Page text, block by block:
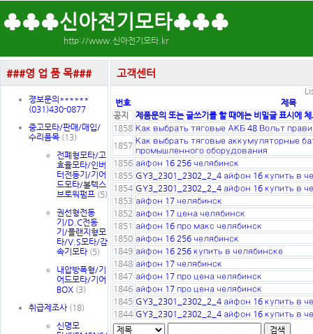
♣♣♣신아전기모타♣♣♣
http://www.신아전기모타.kr
###영 업 품 목###
졍보문의******
(031)430-0877
중고모타/판매/매입/
수리품목 (13)
전폐형모타/고
효율모타/인버
터전동기/기어
드모타/볼텍스
브로워펌프 (5)
권선형전동
기/D.C전동
기/플랜지형모
타/V.S모타/감
속기모타 (5)
내압방폭형/기
어드모타/기어
BOX (3)
취급제조사 (18)
신명모
고객센터
번호
제목
공지
제품문의 또는 글쓰기를 할 때에는 비밀글 표시에
1858 Как выбрать тяговые АКБ 48 Вольт
1857 Как выбрать тяговые аккумуляторные
промышленного оборудования
1856 айфон 16 256 челябинск
1855 GY3_2301_2302_2_4 айфон 16 купить в
1854 GY3_2301_2302_2_4 айфон 16 купить в
1853 айфон 17 челябинск
1852 айфон 17 цена челябинск
1851 айфон 16 про макс челябинск
1850 айфон 16 256 челябинск
1849 айфон 16 256 купить в челябинске
1848 айфон 17 челябинск
1847 айфон 17 про цена челябинск
1846 айфон 17 про цена челябинск
1845 GY3_2301_2302_2_4 айфон 16 купить в
1844 GY3_2301_2302_2_4 айфон 16 купить в
검색